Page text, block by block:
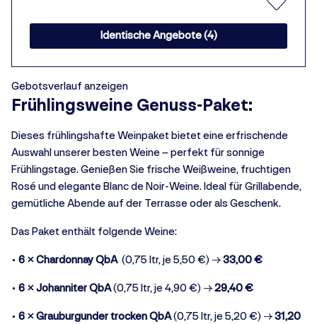
Identische Angebote (4)
Gebotsverlauf anzeigen
Frühlingsweine Genuss-Paket:
Dieses frühlingshafte Weinpaket bietet eine erfrischende
Auswahl unserer besten Weine – perfekt für sonnige
Frühlingstage. Genießen Sie frische Weißweine, fruchtigen
Rosé und elegante Blanc de Noir-Weine. Ideal für Grillabende,
gemütliche Abende auf der Terrasse oder als Geschenk.
Das Paket enthält folgende Weine:
• 6 × Chardonnay QbA (0,75 ltr, je 5,50 €) →33,00 €
• 6 × Johanniter QbA(0,75 ltr, je 4,90 €) →29,40 €
• 6 × Grauburgunder trocken QbA(0,75 ltr, je 5,20 €) →31,20